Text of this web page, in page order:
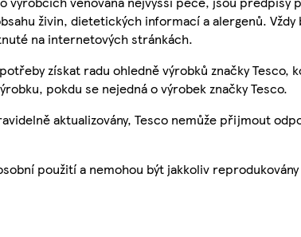
živin, dietetických informací a alergenů.
na internetových stránkách.
získat radu ohledně výrobků značky
pokdu se nejedná o výrobek značky Tesco.
aktualizovány, Tesco nemůže přijmout
použití a nemohou být jakkoliv